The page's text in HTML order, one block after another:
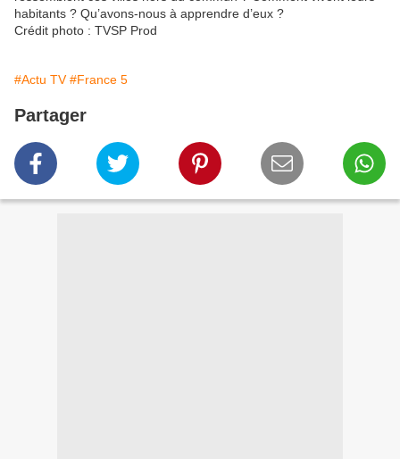
habitants ? Qu’avons-nous à apprendre d’eux ?
Crédit photo : TVSP Prod
#Actu TV #France 5
Partager